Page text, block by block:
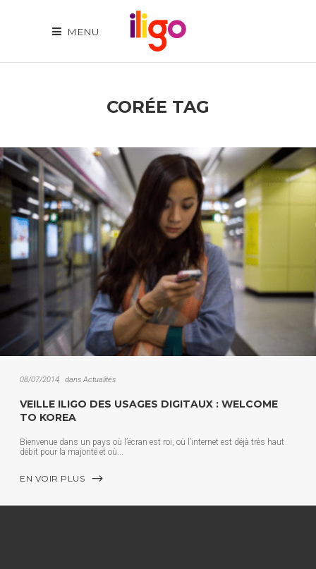
MENU
CORÉE TAG
08/07/2014 dans Actualités
VEILLE ILIGO DES USAGES DIGITAUX : WELCOME
TO KOREA
Bienvenue dans un pays où l’écran est roi, où l’internet est déjà très haut
débit pour la majorité et où
EN VOIR PLUS